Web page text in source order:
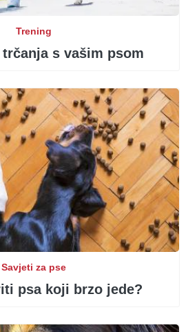
Trening
s vašim psom
Savjeti za pse
psa koji brzo jede?